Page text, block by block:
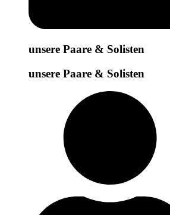
unsere Paare & Solisten
unsere Paare & Solisten